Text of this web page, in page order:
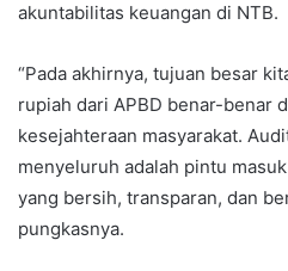
akuntabilitas keuangan di NTB.
“Pada akhirnya, tujuan besar
rupiah dari APBD benar-benar
kesejahteraan masyarakat.
menyeluruh adalah pintu
yang bersih, transparan, dan
pungkasnya.